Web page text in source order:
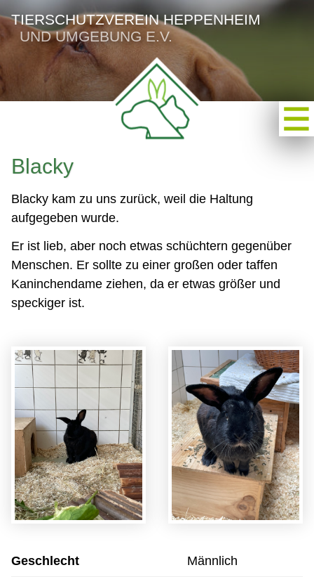
TIERSCHUTZVEREIN HEPPENHEIM
UND UMGEBUNG E.V.
Blacky
Blacky kam zu uns zurück, weil die Haltung
aufgegeben wurde.
Er ist lieb, aber noch etwas schüchtern gegenüber
Menschen. Er sollte zu einer großen oder taffen
Kaninchendame ziehen, da er etwas größer und
speckiger ist.
Geschlecht Männlich